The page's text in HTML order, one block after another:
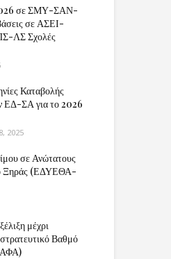
σε ΣΜΥ-ΣΑΝ-
σε ΑΣΕΙ-
ΛΣ Σχολές
Καταβολής
ΕΔ-ΣΑ για το 2026
2025
σε Ανώτατους
Ξηράς (ΕΔΥΕΘΑ-
μέχρι
Βαθμό